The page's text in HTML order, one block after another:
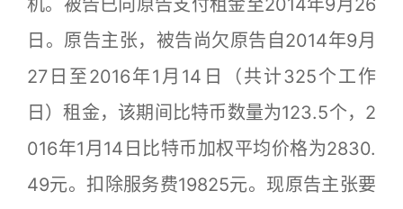
机。被告已向原告支付租金至2014年9月26
日。原告主张，被告尚欠原告自2014年9月
27日至2016年1月14日（共计325个工作
日）租金，该期间比特币数量为123.5个，2
016年1月14日比特币加权平均价格为2830.
49元。扣除服务费19825元。现原告主张要